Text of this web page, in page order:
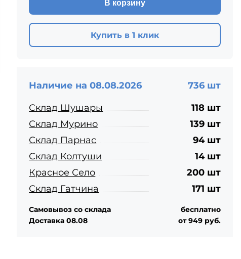
В корзину
Купить в 1 клик
Наличие на 08.08.2026
736 шт
Склад Шушары
118 шт
Склад Мурино
139 шт
Склад Парнас
94 шт
Склад Колтуши
14 шт
Красное Село
200 шт
Склад Гатчина
171 шт
Самовывоз со склада
бесплатно
Доставка 08.08
от 949 руб.